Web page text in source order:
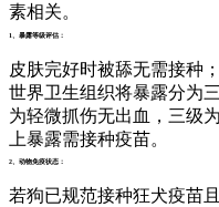
素相关。
1、暴露等级评估：
皮肤完好时被舔无需接种
世界卫生组织将暴露分为
为轻微抓伤无出血，三级
上暴露需接种疫苗。
2、动物免疫状态：
若狗已规范接种狂犬疫苗